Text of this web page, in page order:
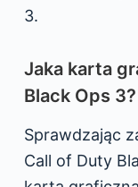
3.
Jaka karta
Black Ops 3?
Sprawdzając
Call of Duty